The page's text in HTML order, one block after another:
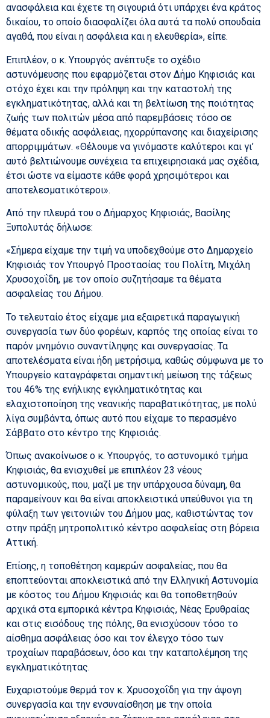
ανασφάλεια και έχετε τη σιγουριά ότι υπάρχει ένα κράτος
δικαίου, το οποίο διασφαλίζει όλα αυτά τα πολύ σπουδαία
αγαθά, που είναι η ασφάλεια και η ελευθερία», είπε.
Επιπλέον, ο κ. Υπουργός ανέπτυξε το σχέδιο
αστυνόμευσης που εφαρμόζεται στον Δήμο Κηφισιάς και
στόχο έχει και την πρόληψη και την καταστολή της
εγκληματικότητας, αλλά και τη βελτίωση της ποιότητας
ζωής των πολιτών μέσα από παρεμβάσεις τόσο σε
θέματα οδικής ασφάλειας, ηχορρύπανσης και διαχείρισης
απορριμμάτων. «Θέλουμε να γινόμαστε καλύτεροι και γι’
αυτό βελτιώνουμε συνέχεια τα επιχειρησιακά μας σχέδια,
έτσι ώστε να είμαστε κάθε φορά χρησιμότεροι και
αποτελεσματικότεροι».
Από την πλευρά του ο Δήμαρχος Κηφισιάς, Βασίλης
Ξυπολυτάς δήλωσε:
«Σήμερα είχαμε την τιμή να υποδεχθούμε στο Δημαρχείο
Κηφισιάς τον Υπουργό Προστασίας του Πολίτη, Μιχάλη
Χρυσοχοΐδη, με τον οποίο συζητήσαμε τα θέματα
ασφαλείας του Δήμου.
Το τελευταίο έτος είχαμε μια εξαιρετικά παραγωγική
συνεργασία των δύο φορέων, καρπός της οποίας είναι το
παρόν μνημόνιο συναντίληψης και συνεργασίας. Τα
αποτελέσματα είναι ήδη μετρήσιμα, καθώς σύμφωνα με το
Υπουργείο καταγράφεται σημαντική μείωση της τάξεως
του 46% της ενήλικης εγκληματικότητας και
ελαχιστοποίηση της νεανικής παραβατικότητας, με πολύ
λίγα συμβάντα, όπως αυτό που είχαμε το περασμένο
Σάββατο στο κέντρο της Κηφισιάς.
Όπως ανακοίνωσε ο κ. Υπουργός, το αστυνομικό τμήμα
Κηφισιάς, θα ενισχυθεί με επιπλέον 23 νέους
αστυνομικούς, που, μαζί με την υπάρχουσα δύναμη, θα
παραμείνουν και θα είναι αποκλειστικά υπεύθυνοι για τη
φύλαξη των γειτονιών του Δήμου μας, καθιστώντας τον
στην πράξη μητροπολιτικό κέντρο ασφαλείας στη βόρεια
Αττική.
Επίσης, η τοποθέτηση καμερών ασφαλείας, που θα
εποπτεύονται αποκλειστικά από την Ελληνική Αστυνομία
με κόστος του Δήμου Κηφισιάς και θα τοποθετηθούν
αρχικά στα εμπορικά κέντρα Κηφισιάς, Νέας Ερυθραίας
και στις εισόδους της πόλης, θα ενισχύσουν τόσο το
αίσθημα ασφάλειας όσο και τον έλεγχο τόσο των
τροχαίων παραβάσεων, όσο και την καταπολέμηση της
εγκληματικότητας.
Ευχαριστούμε θερμά τον κ. Χρυσοχοΐδη για την άψογη
συνεργασία και την ενσυναίσθηση με την οποία